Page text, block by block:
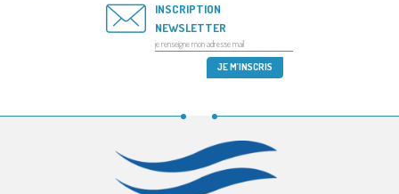
INSCRIPTION
NEWSLETTER